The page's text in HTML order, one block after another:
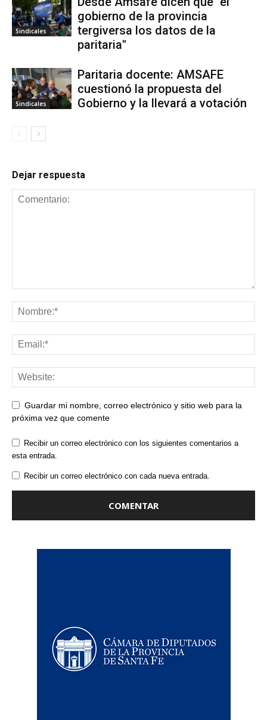
Sindicales
gobierno de la provincia
tergiversa los datos de la
paritaria"
Sindicales
Paritaria docente: AMSAFE
cuestionó la propuesta del
Gobierno y la llevará a votación
Dejar respuesta
Guardar mi nombre, correo electrónico y sitio web para la
próxima vez que comente
Recibir un correo electrónico con los siguientes comentarios a
esta entrada.
Recibir un correo electrónico con cada nueva entrada.